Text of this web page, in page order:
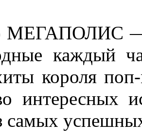
МЕГАПОЛИС —
каждый
короля
интересных
самых